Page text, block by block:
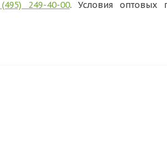
249-40-00. Условия оптовых